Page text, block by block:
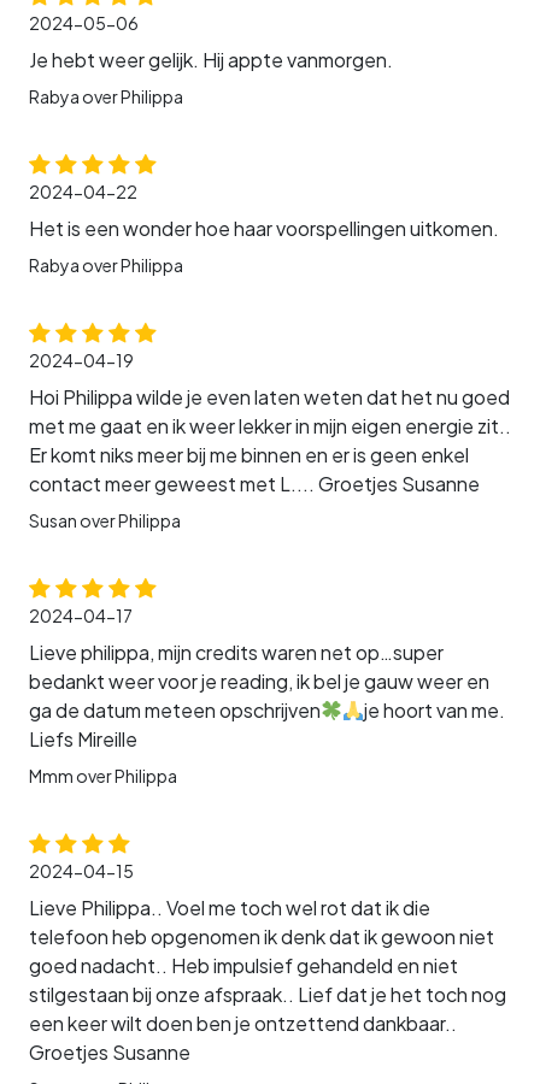
2024-05-06
Je hebt weer gelijk. Hij appte vanmorgen.
Rabya over Philippa
2024-04-22
Het is een wonder hoe haar voorspellingen uitkomen.
Rabya over Philippa
2024-04-19
Hoi Philippa wilde je even laten weten dat het nu goed
met me gaat en ik weer lekker in mijn eigen energie zit..
Er komt niks meer bij me binnen en er is geen enkel
contact meer geweest met L.... Groetjes Susanne
Susan over Philippa
2024-04-17
Lieve philippa, mijn credits waren net op…super
bedankt weer voor je reading, ik bel je gauw weer en
ga de datum meteen opschrijven
je hoort van me.
Liefs Mireille
Mmm over Philippa
2024-04-15
Lieve Philippa.. Voel me toch wel rot dat ik die
telefoon heb opgenomen ik denk dat ik gewoon niet
goed nadacht.. Heb impulsief gehandeld en niet
stilgestaan bij onze afspraak.. Lief dat je het toch nog
een keer wilt doen ben je ontzettend dankbaar..
Groetjes Susanne